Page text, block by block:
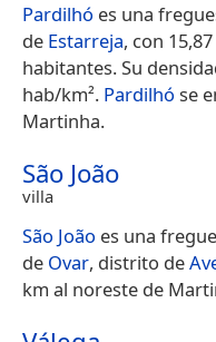
Pardilhó es una
de Estarreja, con
habitantes. Su
hab/km². Pardilhó se
Martinha.
São João
villa
São João es una
de Ovar, distrito de
km al noreste de